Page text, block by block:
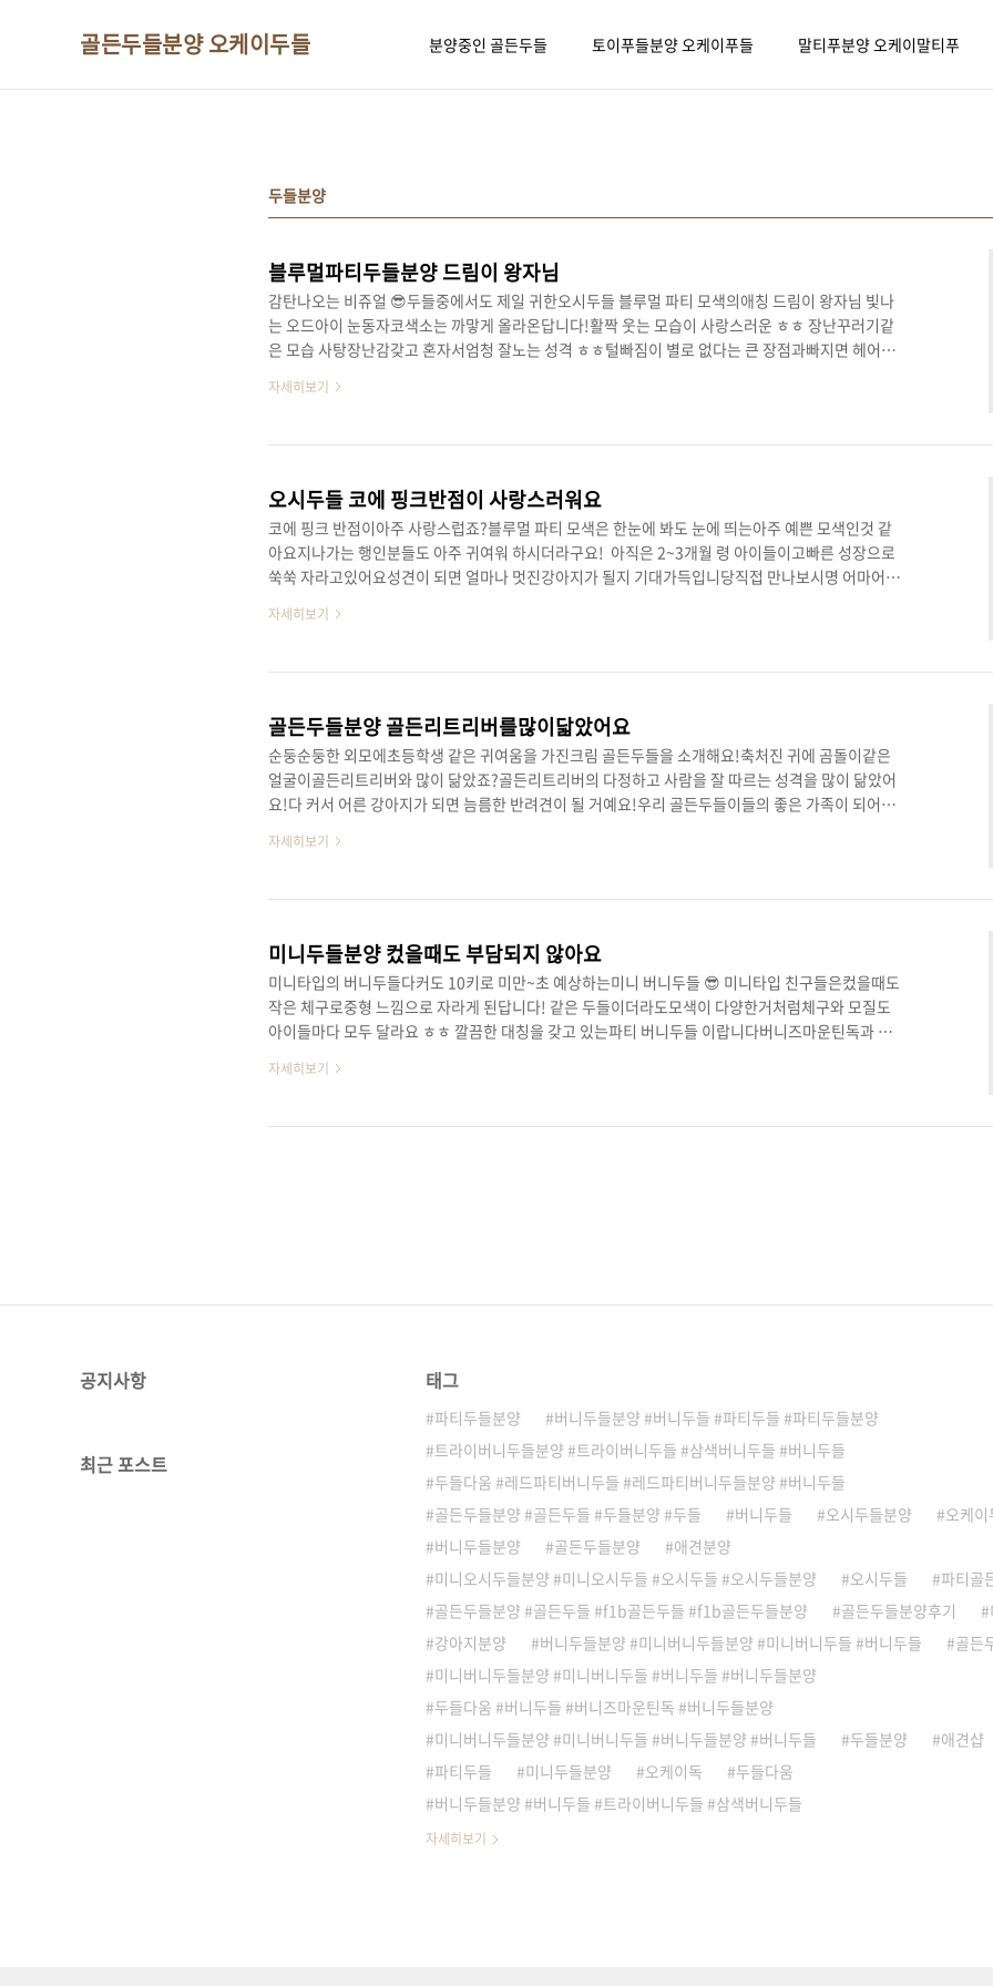
골든두들분양 오케이두들 분양중인 골든두들 토이푸들분양 오케이푸들 말티푸분양 오케이말티푸
두들분양
블루멀파티두들분양 드림이 왕자님
감탄나오는 비쥬얼 😎두들중에서도 제일 귀한오시두들 블루멀 파티 모색의애칭 드림이 왕자님 빛나
는 오드아이 눈동자코색소는 까맣게 올라온답니다!활짝 웃는 모습이 사랑스러운 ㅎㅎ 장난꾸러기같
은 모습 사탕장난감갖고 혼자서엄청 잘노는 성격 ㅎㅎ털빠짐이 별로 없다는 큰 장점과빠지면 헤어나
않나요?귀한 아이들오시두들 입양전 자세하게 알아보아요 :)
자세히보기
오시두들 코에 핑크반점이 사랑스러워요
코에 핑크 반점이아주 사랑스럽죠?블루멀 파티 모색은 한눈에 봐도 눈에 띄는아주 예쁜 모색인것 같
아요지나가는 행인분들도 아주 귀여워 하시더라구요! 아직은 2~3개월 령 아이들이고빠른 성장으로
쑥쑥 자라고있어요성견이 되면 얼마나 멋진강아지가 될지 기대가득입니당직접 만나보시명 어마어마
자세히보기
골든두들분양 골든리트리버를많이닯았어요
순둥순둥한 외모에초등학생 같은 귀여움을 가진크림 골든두들을 소개해요!축처진 귀에 곰돌이같은
얼굴이골든리트리버와 많이 닮았죠?골든리트리버의 다정하고 사람을 잘 따르는 성격을 많이 닮았어
요!다 커서 어른 강아지가 되면 늠름한 반려견이 될 거예요!우리 골든두들이들의 좋은 가족이 되어주
자세히보기
미니두들분양 컸을때도 부담되지 않아요
미니타입의 버니두들다커도 10키로 미만~초 예상하는미니 버니두들 😎 미니타입 친구들은컸을때도
작은 체구로중형 느낌으로 자라게 된답니다! 같은 두들이더라도모색이 다양한거처럼체구와 모질도
아이들마다 모두 달라요 ㅎㅎ 깔끔한 대칭을 갖고 있는파티 버니두들 이랍니다버니즈마운틴독과 푸
원하시는 타입에 맞춰서자세한 상담 도와드리고 있어요 국내에는 아직 골든두들보다는조금 덜 알려
두들 아이들 연락주시면 자세한 상담 도와드리겠습니다
자세히보기
공지사항
최근 포스트
태그
파티두들분양
버니두들분양 #버니두들 #파티두들 #파티두들분양
트라이버니두들분양 #트라이버니두들 #삼색버니두들 #버니두들
두들다움 #레드파티버니두들 #레드파티버니두들분양 #버니두들
골든두들분양 #골든두들 #두들분양 #두들
버니두들 오시두들분양
오케
버니두들분양
골든두들분양
애견분양
미니오시두들분양 #미니오시두들 #오시두들 #오시두들분양
오시두들
파티골
골든두들분양 #골든두들 #f1b골든두들 #f1b골든두들분양
골든두들분양후기
강아지분양
버니두들분양 #미니버니두들분양 #미니버니두들 #버니두들
골든
미니버니두들분양 #미니버니두들 #버니두들 #버니두들분양
두들다움 #버니두들 #버니즈마운틴독 #버니두들분양
미니버니두들분양 #미니버니두들 #버니두들분양 #버니두들
두들분양
애견샵
파티두들
미니두들분양 오케이독
두들다움
버니두들분양 #버니두들 #트라이버니두들 #삼색버니두들
자세히보기